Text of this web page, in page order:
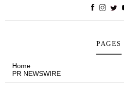
PAGES
Home
PR NEWSWIRE